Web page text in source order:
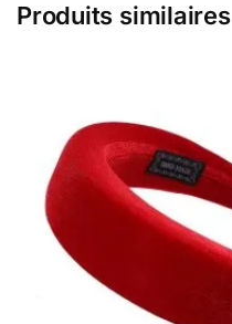
Produits similaires